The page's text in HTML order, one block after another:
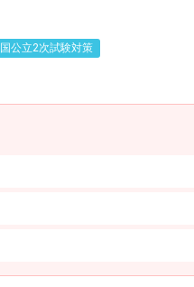
国公立2次試験対策